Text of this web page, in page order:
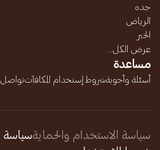
جده
الرياض
الخبر
عرض الكل...
مساعدة
أسئلة وأجوبةشروط إستخدام المكافآتتواصل
سياسة الاستخدام والحمايةسياسة